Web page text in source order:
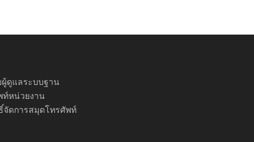
ดูแลระบบฐาน
ท์หน่วยงาน
จัดการสมุดโทรศัพท์